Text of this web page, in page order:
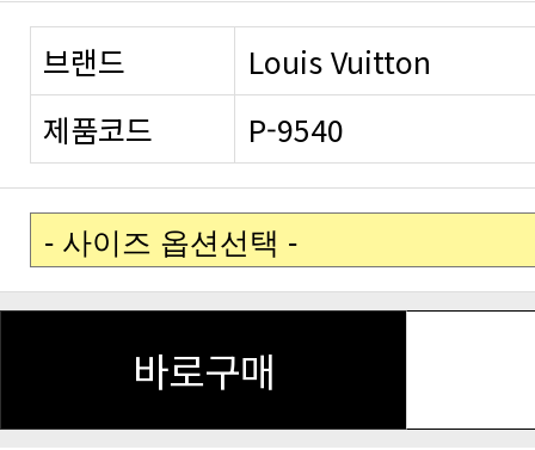
브랜드
Louis Vuitton
제품코드
P-9540
바로구매